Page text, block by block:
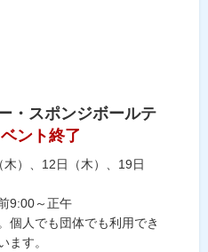
・スポンジボールテ
ント終了
）、12日（木）、19日
9:00～正午
個人でも団体でも利用でき
ます。